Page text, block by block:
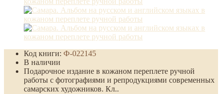
Код книги: Ф-022145
В наличии
Подарочное издание в кожаном переплете ручной
работы с фотографиями и репродукциями современных
самарских художников. Кл..